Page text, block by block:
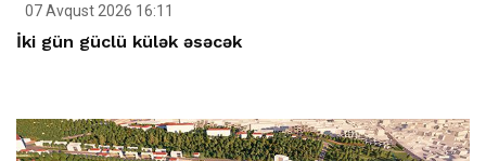
07 Avqust 2026 16:11
İki gün güclü külək əsəcək